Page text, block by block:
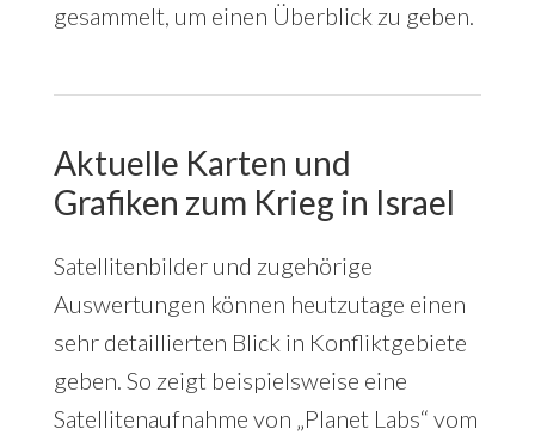
gesammelt, um einen Überblick zu geben.
Aktuelle Karten und
Grafiken zum Krieg in Israel
Satellitenbilder und zugehörige
Auswertungen können heutzutage einen
sehr detaillierten Blick in Konfliktgebiete
geben. So zeigt beispielsweise eine
Satellitenaufnahme von „Planet Labs“ vom